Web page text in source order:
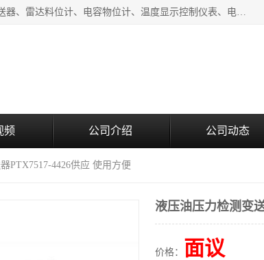
河南新瑞普测控技术有限公司主营：压力变送器、液位变送器、差压变送器、雷达料位计、电容物位计、温度显示控制仪表、电量变送器、流量计、工业自动化系统成套设备。
频 公司介绍 公司动态
PTX7517-4426供应 使用方便
液压油压力检测变
价格： 面议